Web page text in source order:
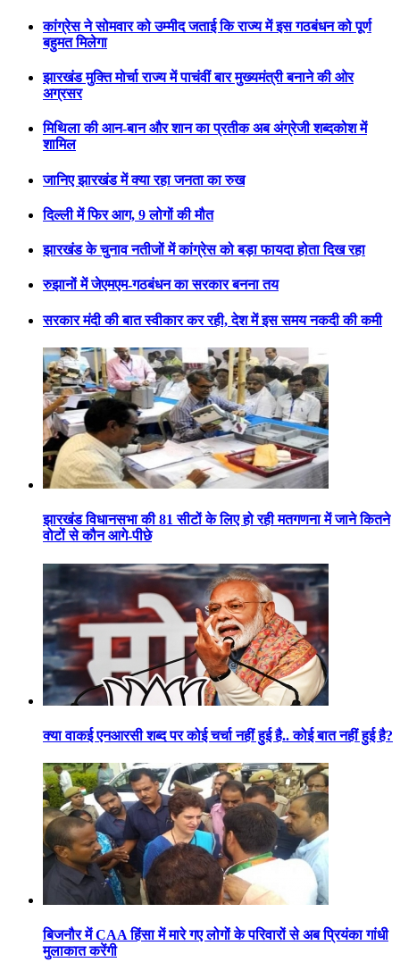
कांग्रेस ने सोमवार को उम्मीद जताई कि राज्य में इस गठबंधन को पूर्ण
बहुमत मिलेगा
झारखंड मुक्ति मोर्चा राज्य में पाचंवीं बार मुख्यमंत्री बनाने की ओर
अग्रसर
मिथिला की आन-बान और शान का प्रतीक अब अंग्रेजी शब्दकोश में
शामिल
जानिए झारखंड में क्या रहा जनता का रुख
दिल्ली में फिर आग, 9 लोगों की मौत
झारखंड के चुनाव नतीजों में कांग्रेस को बड़ा फायदा होता दिख रहा
रुझानों में जेएमएम-गठबंधन का सरकार बनना तय
सरकार मंदी की बात स्वीकार कर रही, देश में इस समय नकदी की कमी
झारखंड विधानसभा की 81 सीटों के लिए हो रही मतगणना में जाने कितने
वोटों से कौन आगे-पीछे
क्या वाकई एनआरसी शब्द पर कोई चर्चा नहीं हुई है.. कोई बात नहीं हुई है?
बिजनौर में CAA हिंसा में मारे गए लोगों के परिवारों से अब प्रियंका गांधी
मुलाकात करेंगी